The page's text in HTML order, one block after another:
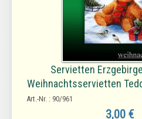
Servietten
Weihnachtsservietten
Art.-Nr. : 90/961
3,00 €